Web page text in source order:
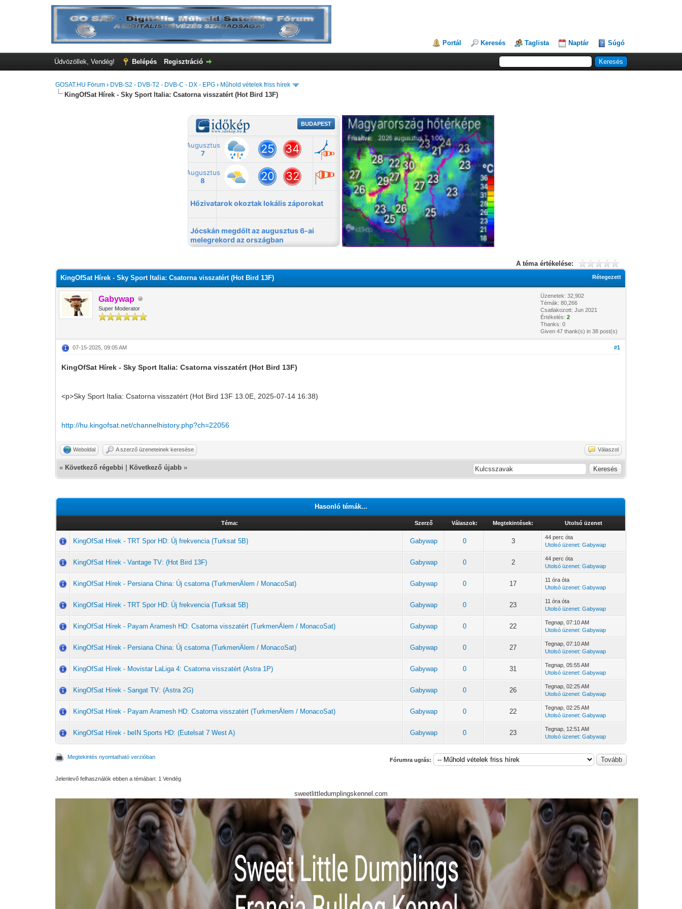
Portál Keresés Taglista Naptár Súgó
Üdvözöllek, Vendég! Belépés Regisztráció
GOSAT.HU Fórum › DVB-S2 - DVB-T2 - DVB-C - DX - EPG › Műhold vételek friss hírek
KingOfSat Hírek - Sky Sport Italia: Csatorna visszatért (Hot Bird 13F)
A téma értékelése:
Rétegezett
KingOfSat Hírek - Sky Sport Italia: Csatorna visszatért (Hot Bird 13F)
Gabywap
Super Moderator
Üzenetek: 32,902
Témák: 80,266
Csatlakozott: Jun 2021
Értékelés:2
Thanks: 0
Given 47 thank(s) in 38 post(s)
#1
07-15-2025, 09:05 AM
KingOfSat Hírek - Sky Sport Italia: Csatorna visszatért (Hot Bird 13F)
<p>Sky Sport Italia: Csatorna visszatért (Hot Bird 13F 13.0E, 2025-07-14 16:38)
http://hu.kingofsat.net/channelhistory.php?ch=22056
Weboldal A szerző üzeneteinek keresése Válaszol
« Következő régebbi Következő újabb »
Hasonló témák...
Téma: Szerző Válaszok: Megtekintések: Utolsó üzenet
KingOfSat Hírek - TRT Spor HD: Új frekvencia (Turksat 5B) Gabywap 0 3
44 perc óta
Utolsó üzenet:Gabywap
KingOfSat Hírek - Vantage TV: (Hot Bird 13F) Gabywap 0 2
44 perc óta
Utolsó üzenet:Gabywap
KingOfSat Hírek - Persiana China: Új csatorna (TurkmenÄlem / MonacoSat) Gabywap 0 17
11 óra óta
Utolsó üzenet:Gabywap
KingOfSat Hírek - TRT Spor HD: Új frekvencia (Turksat 5B) Gabywap 0 23
11 óra óta
Utolsó üzenet:Gabywap
KingOfSat Hírek - Payam Aramesh HD: Csatorna visszatért (TurkmenÄlem / MonacoSat) Gabywap 0 22 Tegnap , 07:10 AM
Utolsó üzenet:Gabywap
KingOfSat Hírek - Persiana China: Új csatorna (TurkmenÄlem / MonacoSat) Gabywap 0 27 Tegnap , 07:10 AM
Utolsó üzenet:Gabywap
KingOfSat Hírek - Movistar LaLiga 4: Csatorna visszatért (Astra 1P) Gabywap 0 31 Tegnap , 05:55 AM
Utolsó üzenet:Gabywap
KingOfSat Hírek - Sangat TV: (Astra 2G) Gabywap 0 26 Tegnap , 02:25 AM
Utolsó üzenet:Gabywap
KingOfSat Hírek - Payam Aramesh HD: Csatorna visszatért (TurkmenÄlem / MonacoSat) Gabywap 0 22 Tegnap , 02:25 AM
Utolsó üzenet:Gabywap
KingOfSat Hírek - beIN Sports HD: (Eutelsat 7 West A) Gabywap 0 23 Tegnap , 12:51 AM
Utolsó üzenet:Gabywap
Megtekintés nyomtatható verzióban Fórumra ugrás:
Jelenlevő felhasználók ebben a témában: 1 Vendég
sweetlittledumplingskennel.com